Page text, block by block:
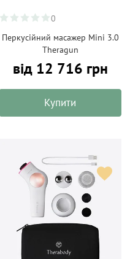
0
Перкусійний масажер Mini 3.0
Theragun
від 12 716 грн
Купити